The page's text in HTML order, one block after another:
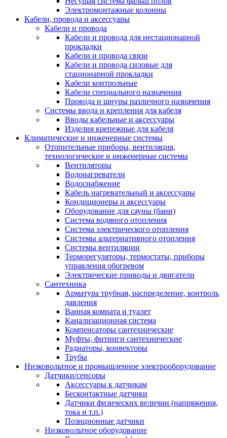
Электромонтажные колонны
Кабели, провода и аксессуары
Кабели и провода
Кабели и провода для нестационарной
прокладки
Кабели и провода связи
Кабели и провода силовые для
стационарной прокладки
Кабели контрольные
Кабели специального назначения
Провода и шнуры различного назначения
Системы ввода и крепления для кабеля
Вводы кабельные и аксессуары
Изделия крепежные для кабеля
Климатические и инженерные системы
Отопительные приборы, вентиляция,
технологические и инженерные системы
Вентиляторы
Водонагреватели
Водоснабжение
Кабель нагревательный и аксессуары
Кондиционеры и аксессуары
Оборудование для сауны (бани)
Система водяного отопления
Система электрического отопления
Системы альтернативного отопления
Системы вентиляции
Терморегуляторы, термостаты, приборы
управления обогревом
Электрические приводы и двигатели
Сантехника
Арматура трубная, распределение, контроль
давления
Ванная комната и туалет
Канализационная система
Компенсаторы сантехнические
Муфты, фитинги сантехнические
Радиаторы, конвекторы
Трубы
Низковольтное и промышленное электрооборудование
Датчики/сенсоры
Аксессуары к датчикам
Бесконтактные датчики
Датчики физических величин (напряжения,
тока и т.п.)
Позиционные датчики
Низковольтное оборудование